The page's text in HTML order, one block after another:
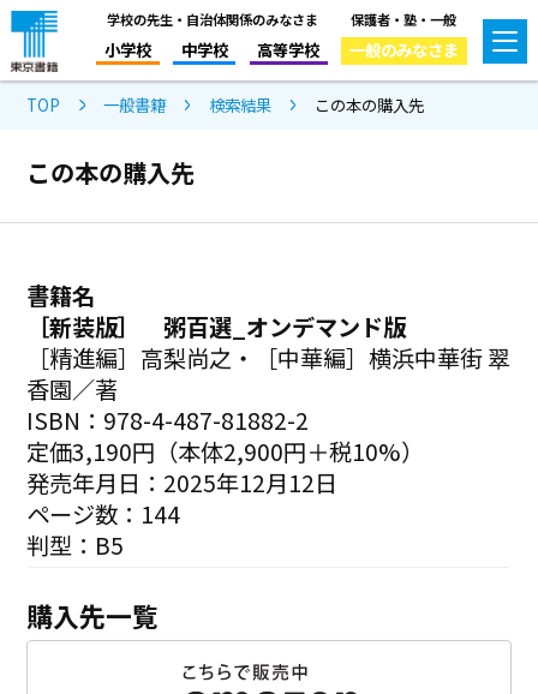
学校の先生・自治体関係のみなさま
小学校 中学校 高等学校
保護者・塾・一般
一般のみなさま
TOP 一般書籍 検索結果 この本の購入先
この本の購入先
書籍名
［新装版］ 粥百選_オンデマンド版
［精進編］高梨尚之・［中華編］横浜中華街 翠
香園／著
ISBN：978-4-487-81882-2
定価3,190円（本体2,900円＋税10%）
発売年月日：2025年12月12日
ページ数：144
判型：B5
購入先一覧